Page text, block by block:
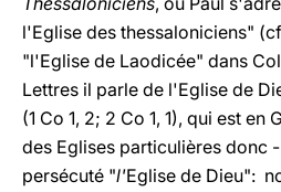
l'Eglise des thessaloniciens"
"l'Eglise de Laodicée" dans
Lettres il parle de l'Eglise de
(1 Co 1, 2; 2 Co 1, 1), qui est en
des Eglises particulières donc
persécuté "l'Eglise de Dieu":